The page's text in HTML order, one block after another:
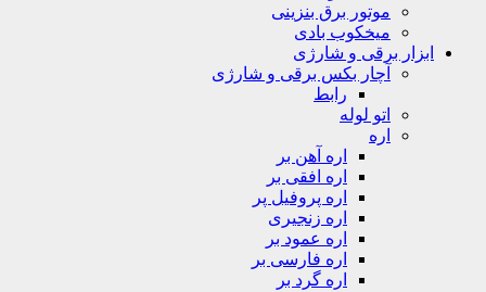
موتور برق بنزینی
میخکوب بادی
ابزار برقی و شارژی
آچار بکس برقی و شارژی
رابط
اتو لوله
اره
اره آهن بر
اره افقی بر
اره پروفیل پر
اره زنجیری
اره عمود بر
اره فارسی بر
اره گرد بر